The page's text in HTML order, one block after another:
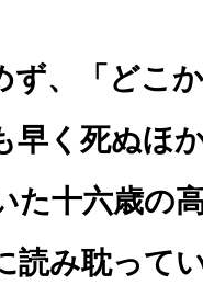
ず、「どこ
早く死ぬほ
た十六歳の
読み耽っ